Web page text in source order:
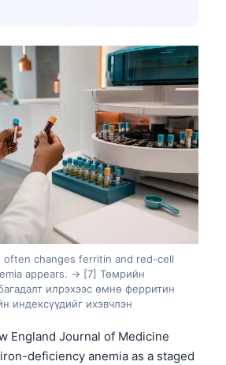
often changes ferritin and red-cell
appears. → [7] Төмрийн
илрэхээс өмнө ферритин
индексүүдийг ихэвчлэн
England Journal of Medicine
deficiency anemia as a staged